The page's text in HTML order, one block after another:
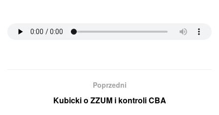
Poprzedni
Kubicki o ZZUM i kontroli CBA